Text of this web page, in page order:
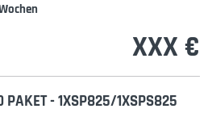
XXX €
PAKET - 1XSP825/1XSPS825